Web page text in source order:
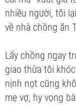
nhiều người, tôi
về nhà chồng ăn
Lấy chồng ngay
giao thừa tôi
nịnh nọt cũng
mẹ vợ, hy vọng